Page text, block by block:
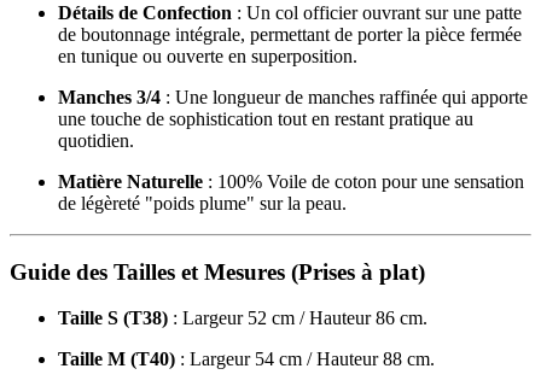
Détails de Confection : Un col officier ouvrant sur une patte
de boutonnage intégrale, permettant de porter la pièce fermée
en tunique ou ouverte en superposition.
Manches 3/4 : Une longueur de manches raffinée qui apporte
une touche de sophistication tout en restant pratique au
quotidien.
Matière Naturelle : 100% Voile de coton pour une sensation
de légèreté "poids plume" sur la peau.
Guide des Tailles et Mesures (Prises à plat)
Taille S (T38) : Largeur 52 cm / Hauteur 86 cm.
Taille M (T40) : Largeur 54 cm / Hauteur 88 cm.